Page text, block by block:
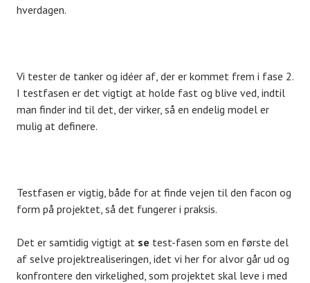
hverdagen.
Vi tester de tanker og idéer af, der er kommet frem i fase 2.
I testfasen er det vigtigt at holde fast og blive ved, indtil
man finder ind til det, der virker, så en endelig model er
mulig at definere.
Testfasen er vigtig, både for at finde vejen til den facon og
form på projektet, så det fungerer i praksis.
Det er samtidig vigtigt at se test-fasen som en første del
af selve projektrealiseringen, idet vi her for alvor går ud og
konfrontere den virkelighed, som projektet skal leve i med